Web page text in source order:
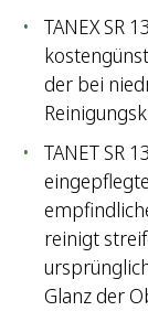
TANEX SR
der bei
TANET SR
reinigt
Glanz der